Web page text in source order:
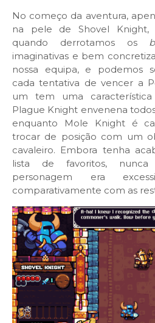
No começo da aventura,
na pele de Shovel
quando derrotamos os
imaginativas e bem
nossa equipa, e podemos
cada tentativa de vencer a
um tem uma
Plague Knight envenena
enquanto Mole Knight é
trocar de posição com um
cavaleiro. Embora tenha
lista de favoritos,
personagem era
comparativamente com as